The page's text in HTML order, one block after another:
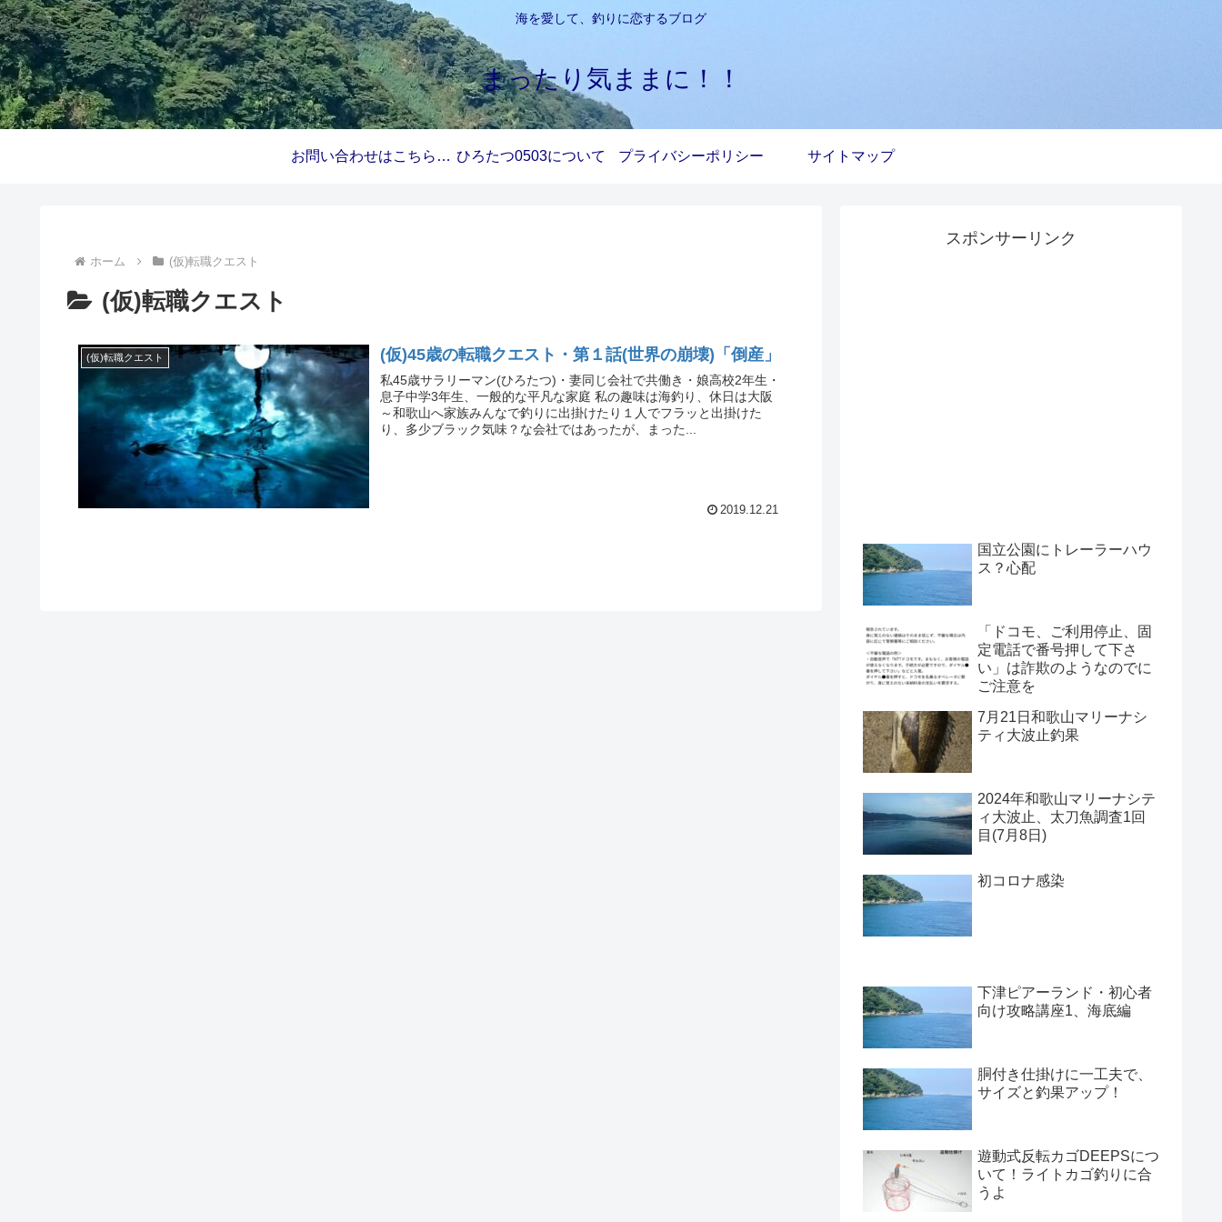
海を愛して、釣りに恋するブログ
まったり気ままに！！
お問い合わせはこちらから ひろたつ0503について プライバシーポリシー サイトマップ
ホーム (仮)転職クエスト
(仮)転職クエスト
(仮)転職クエスト (仮)45歳の転職クエスト・第１話(世界の崩壊)「倒産」
私45歳サラリーマン(ひろたつ)・妻同じ会社で共働き・娘高校2年生・
息子中学3年生、一般的な平凡な家庭 私の趣味は海釣り、休日は大阪
～和歌山へ家族みんなで釣りに出掛けたり１人でフラッと出掛けた
り、多少ブラック気味？な会社ではあったが、まった...
2019.12.21
スポンサーリンク
国立公園にトレーラーハウ
ス？心配
「ドコモ、ご利用停止、固
定電話で番号押して下さ
い」は詐欺のようなのでに
ご注意を
7月21日和歌山マリーナシ
ティ大波止釣果
2024年和歌山マリーナシテ
ィ大波止、太刀魚調査1回
目(7月8日)
初コロナ感染
下津ピアーランド・初心者
向け攻略講座1、海底編
胴付き仕掛けに一工夫で、
サイズと釣果アップ！
遊動式反転カゴDEEPSにつ
いて！ライトカゴ釣りに合
うよ